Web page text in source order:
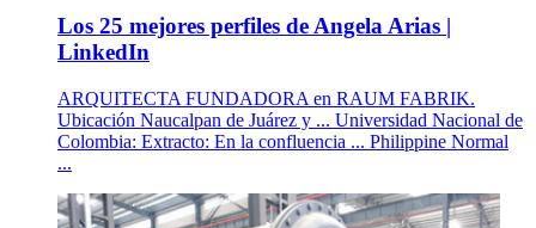
Los 25 mejores perfiles de Angela Arias |
LinkedIn
ARQUITECTA FUNDADORA en RAUM FABRIK.
Ubicación Naucalpan de Juárez y ... Universidad Nacional de
Colombia: Extracto: En la confluencia ... Philippine Normal
...